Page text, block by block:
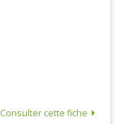
Consulter cette fiche